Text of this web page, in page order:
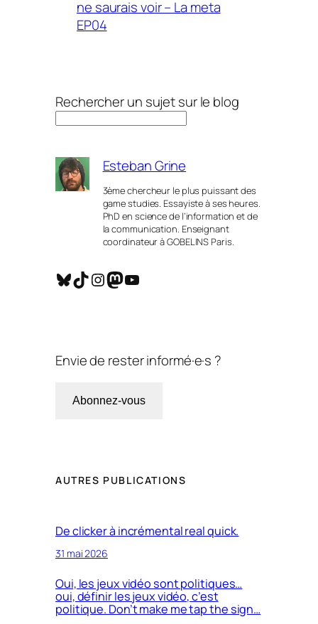
ne saurais voir – La meta
EP04
Rechercher un sujet sur le blog
Esteban Grine
3ème chercheur le plus puissant des
game studies. Essayiste à ses heures.
PhD en science de l’information et de
la communication. Enseignant
coordinateur à GOBELINS Paris.
Bluesky TikTok InstagramMastodon YouTube
Envie de rester informé·e·s ?
Abonnez-vous
AUTRES PUBLICATIONS
De clicker à incrémental real quick.
31 mai 2026
Oui, les jeux vidéo sont politiques…
oui, définir les jeux vidéo, c’est
politique. Don’t make me tap the sign…